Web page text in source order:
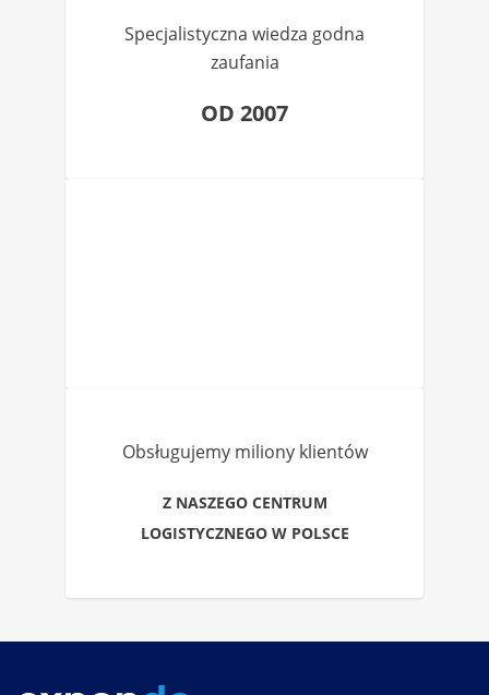
Specjalistyczna wiedza godna
zaufania
OD 2007
Obsługujemy miliony klientów
Z NASZEGO CENTRUM
LOGISTYCZNEGO W POLSCE